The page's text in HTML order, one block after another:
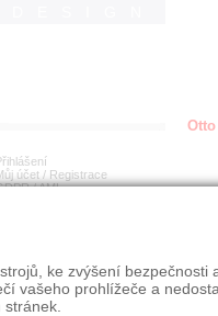
účet / Registrace
/AML
ke zvýšení bezpečnosti
vašeho prohlížeče a